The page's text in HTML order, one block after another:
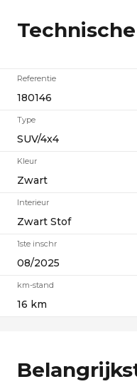
Referentie
180146
Type
SUV/4x4
Kleur
Zwart
Interieur
Zwart Stof
1ste inschr
08/2025
km-stand
16 km